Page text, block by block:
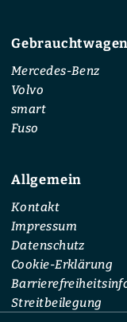
Gebrauchtwagen
Mercedes-Benz
Volvo
smart
Fuso
Allgemein
Kontakt
Impressum
Datenschutz
Cookie-Erklärung
Streitbeilegung